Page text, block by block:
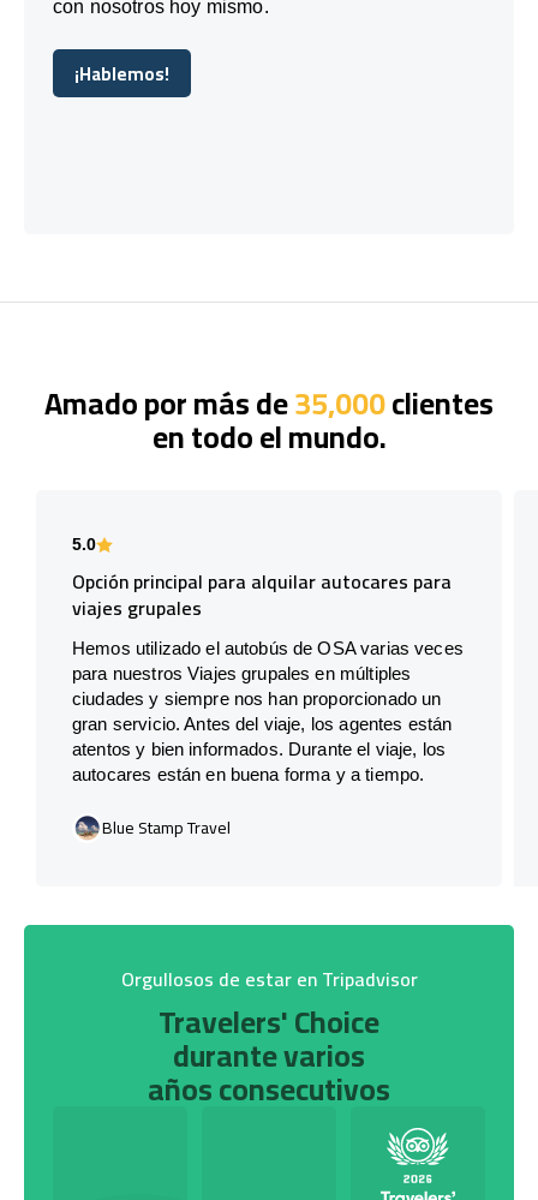
con nosotros hoy mismo.
¡Hablemos!
¡Hablemos!
Amado por más de35,000clientes
en todo el mundo.
5.0
Opción principal para alquilar autocares para
viajes grupales
Hemos utilizado el autobús de OSA varias veces
para nuestros Viajes grupales en múltiples
ciudades y siempre nos han proporcionado un
gran servicio. Antes del viaje, los agentes están
atentos y bien informados. Durante el viaje, los
autocares están en buena forma y a tiempo.
Blue Stamp Travel
Orgullosos de estar en Tripadvisor
Travelers' Choice
durante varios
años consecutivos